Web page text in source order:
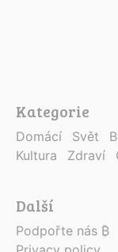
Kategorie
Domácí Svět
Kultura
Zdraví
Další
Podpořte nás ₿